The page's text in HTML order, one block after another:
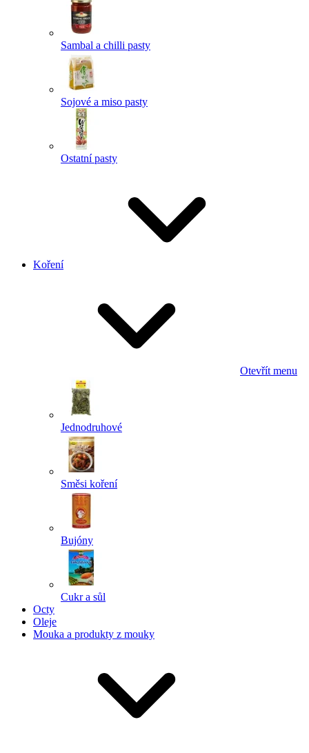
Sambal a chilli pasty
Sojové a miso pasty
Ostatní pasty
Koření
Otevřít menu
Jednodruhové
Směsi koření
Bujóny
Cukr a sůl
Octy
Oleje
Mouka a produkty z mouky